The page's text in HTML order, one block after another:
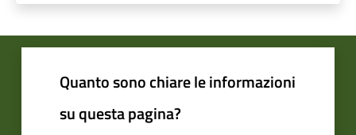
Quanto sono chiare le informazioni
su questa pagina?